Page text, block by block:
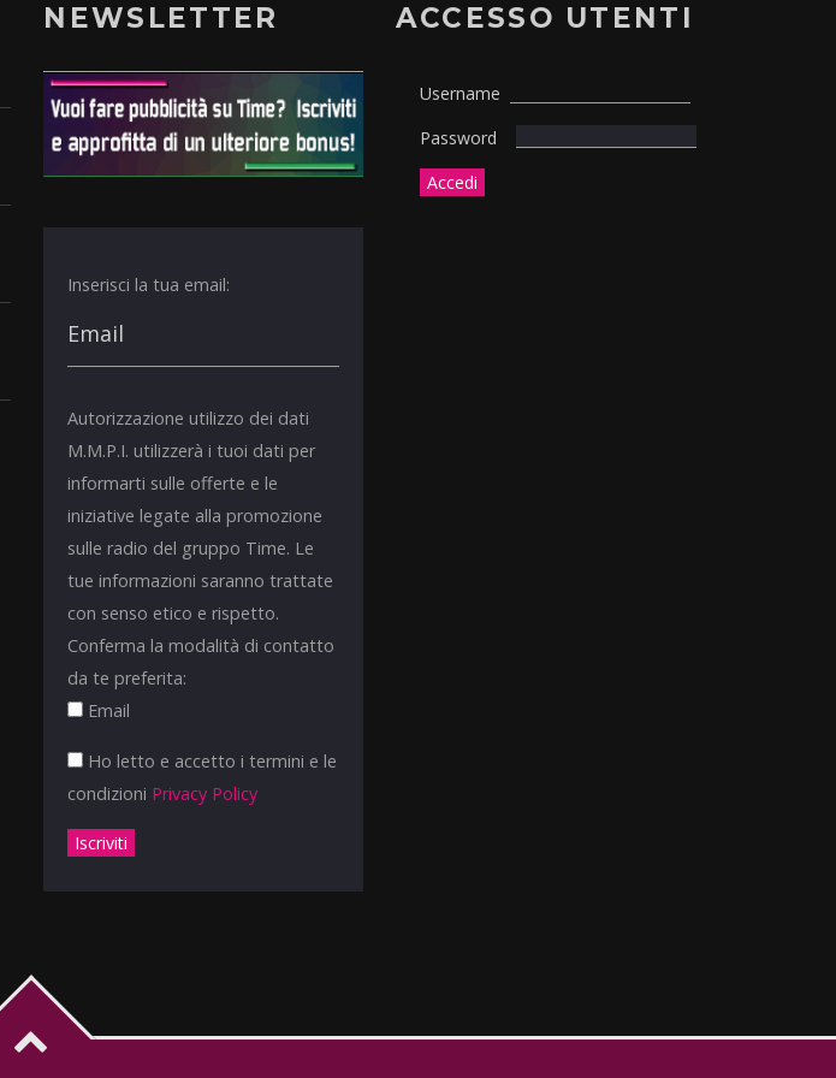
NEWSLETTER
Inserisci la tua email:
Autorizzazione utilizzo dei dati
M.M.P.I. utilizzerà i tuoi dati per
informarti sulle offerte e le
iniziative legate alla promozione
sulle radio del gruppo Time. Le
tue informazioni saranno trattate
con senso etico e rispetto.
Conferma la modalità di contatto
da te preferita:
Email
Ho letto e accetto i termini e le
condizioni Privacy Policy
ACCESSO UTENTI
Username
Password